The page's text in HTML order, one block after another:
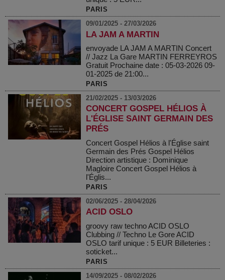
PARIS
09/01/2025 - 27/03/2026
LA JAM A MARTIN
envoyade LA JAM A MARTIN Concert
// Jazz La Gare MARTIN FERREYROS
Gratuit Prochaine date : 05-03-2026 09-
01-2025 de 21:00...
PARIS
21/02/2025 - 13/03/2026
CONCERT GOSPEL HÉLIOS À
L'ÉGLISE SAINT GERMAIN DES
PRÉS
Concert Gospel Hélios à l'Église saint
Germain des Prés Gospel Hélios
Direction artistique : Dominique
Magloire Concert Gospel Hélios à
l'Églis...
PARIS
02/06/2025 - 28/04/2026
ACID OSLO
groovy raw techno ACID OSLO
Clubbing // Techno Le Gore ACID
OSLO tarif unique : 5 EUR Billeteries :
soticket...
PARIS
14/09/2025 - 08/02/2026